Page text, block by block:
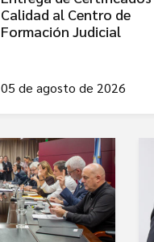
Calidad al Centro de
Formación Judicial
05 de agosto de 2026